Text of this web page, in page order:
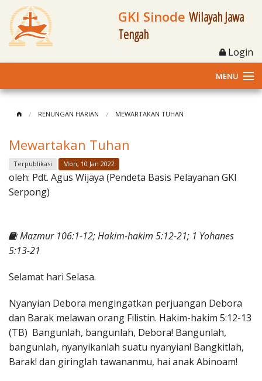
GKI Sinode Wilayah Jawa
Tengah
Login
MENU
Klasis dan Jemaat
Berita Kegiatan
Materi
Penerbitan
RENUNGAN HARIAN MEWARTAKAN TUHAN
Mewartakan Tuhan
Terpublikasi Mon, 10 Jan 2022
oleh: Pdt. Agus Wijaya (Pendeta Basis Pelayanan GKI
Serpong)
Mazmur 106:1-12; Hakim-hakim 5:12-21; 1 Yohanes
5:13-21
Selamat hari Selasa.
Nyanyian Debora mengingatkan perjuangan Debora
dan Barak melawan orang Filistin. Hakim-hakim 5:12-13
(TB) Bangunlah, bangunlah, Debora! Bangunlah,
bangunlah, nyanyikanlah suatu nyanyian! Bangkitlah,
Barak! dan giringlah tawananmu, hai anak Abinoam!